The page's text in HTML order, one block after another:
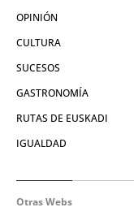
OPINIÓN
CULTURA
SUCESOS
GASTRONOMÍA
RUTAS DE EUSKADI
IGUALDAD
Otras Webs